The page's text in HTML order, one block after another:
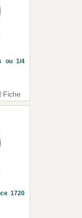
ou 1/4
Fiche
1720